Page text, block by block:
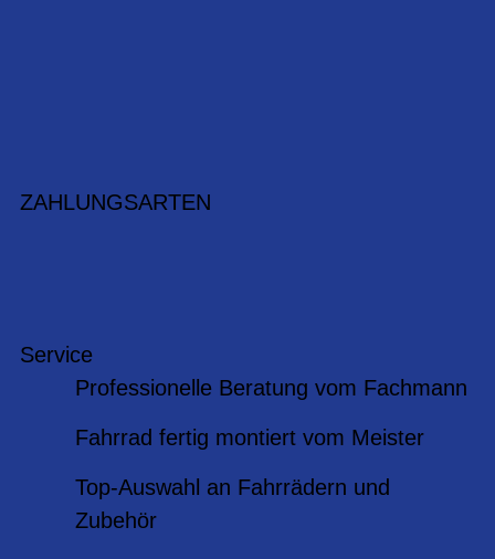
ZAHLUNGSARTEN
Service
Professionelle Beratung vom Fachmann
Fahrrad fertig montiert vom Meister
Top-Auswahl an Fahrrädern und
Zubehör